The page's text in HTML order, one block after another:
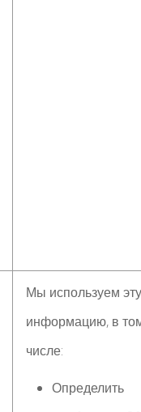
Мы используем эту
информацию, в
числе:
Определить